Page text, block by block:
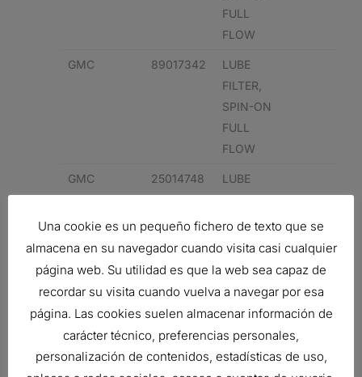
FULL
FLOW
GMC 89017342
LUBE
FILTER,
SPIN-ON
FULL
FLOW
GMC 25014748
LUBE
FILTER,
SPIN-ON
FULL
FLOW
JEEP PF61
LUBE
FILTER,
SPIN-ON
FULL
Una cookie es un pequeño fichero de texto que se
almacena en su navegador cuando visita casi cualquier
página web. Su utilidad es que la web sea capaz de
recordar su visita cuando vuelva a navegar por esa
página. Las cookies suelen almacenar información de
carácter técnico, preferencias personales,
personalización de contenidos, estadísticas de uso,